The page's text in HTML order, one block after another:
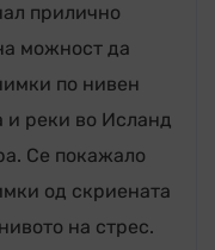
прилично
можност да
по нивен
и реки во Исланд
Се покажало
од скриената
на стрес.